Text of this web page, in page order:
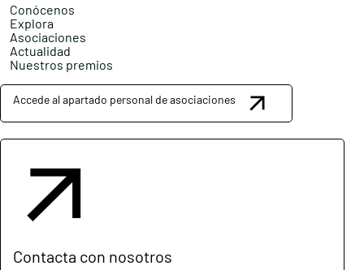
Conócenos
Explora
Asociaciones
Actualidad
Nuestros premios
Accede al apartado personal de asociaciones
Contacta con nosotros